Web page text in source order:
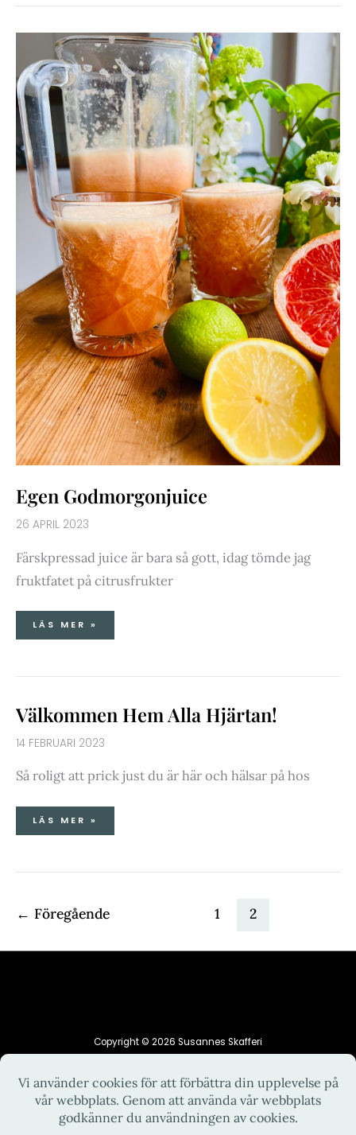
Egen Godmorgonjuice
26 APRIL 2023
Färskpressad juice är bara så gott, idag tömde jag
fruktfatet på citrusfrukter
EGEN
GODMORGONJUICE
LÄS MER »
Välkommen Hem Alla Hjärtan!
14 FEBRUARI 2023
Så roligt att prick just du är här och hälsar på hos
VÄLKOMMEN
HEM
ALLA
LÄS MER »
← Föregående 1 2
Copyright © 2026 Susannes Skafferi
HEM INTEGRITETSPOLICY
KONTAKT
OM MIG
RECEPT